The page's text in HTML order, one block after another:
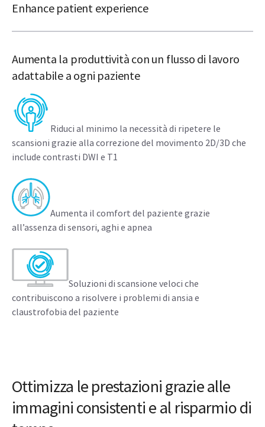
Enhance patient experience
Aumenta la produttività con un flusso di lavoro
adattabile a ogni paziente
Riduci al minimo la necessità di ripetere le
scansioni grazie alla correzione del movimento 2D/3D che
include contrasti DWI e T1
Aumenta il comfort del paziente grazie
all’assenza di sensori, aghi e apnea
Soluzioni di scansione veloci che
contribuiscono a risolvere i problemi di ansia e
claustrofobia del paziente
Ottimizza le prestazioni grazie alle
immagini consistenti e al risparmio di